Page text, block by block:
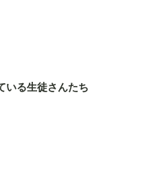
いる生徒さんたち